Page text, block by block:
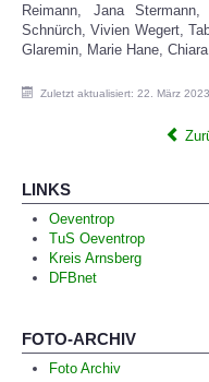
Reimann, Jana
Schnürch, Vivien Wegert,
Glaremin, Marie Hane,
Zuletzt aktualisiert: 22. März 2023
LINKS
Oeventrop
TuS Oeventrop
Kreis Arnsberg
DFBnet
FOTO-ARCHIV
Foto Archiv